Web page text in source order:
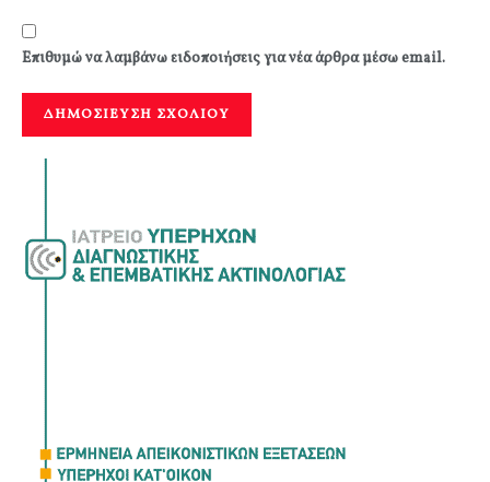
Επιθυμώ να λαμβάνω ειδοποιήσεις για νέα άρθρα μέσω email.